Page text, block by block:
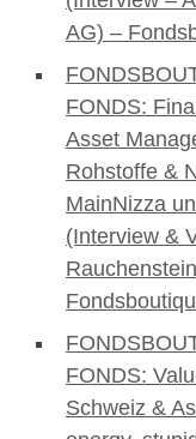
AG) –
FONDS:
Asset
Rohstoffe &
MainNizza
(Interview &
FONDS:
Schweiz &